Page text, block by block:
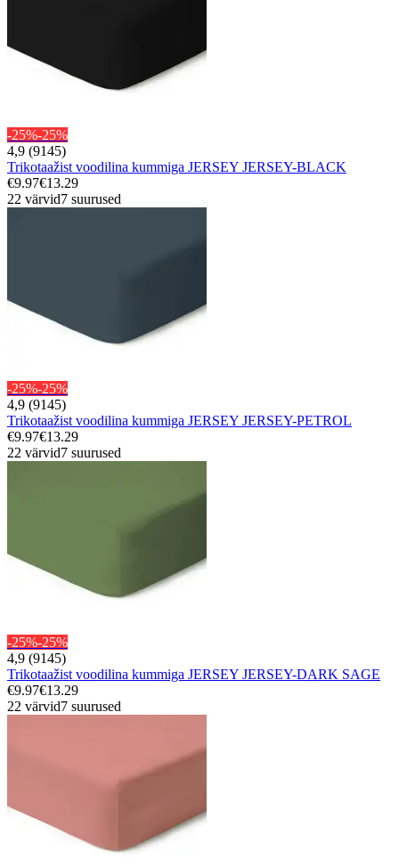
-25%-25%
4,9 (9145)
Trikotaažist voodilina kummiga JERSEY JERSEY-BLACK
€9.97€13.29
22 värvid7 suurused
-25%-25%
4,9 (9145)
Trikotaažist voodilina kummiga JERSEY JERSEY-PETROL
€9.97€13.29
22 värvid7 suurused
-25%-25%
4,9 (9145)
Trikotaažist voodilina kummiga JERSEY JERSEY-DARK SAGE
€9.97€13.29
22 värvid7 suurused